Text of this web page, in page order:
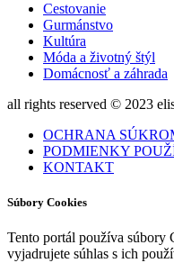
Cestovanie
Gurmánstvo
Kultúra
Móda a životný štýl
Domácnosť a záhrada
all rights reserved © 2023
OCHRANA
PODMIENKY
KONTAKT
Súbory Cookies
Tento portál používa súbory
vyjadrujete súhlas s ich